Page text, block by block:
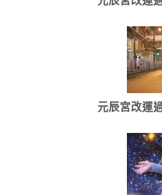
元辰宮改運